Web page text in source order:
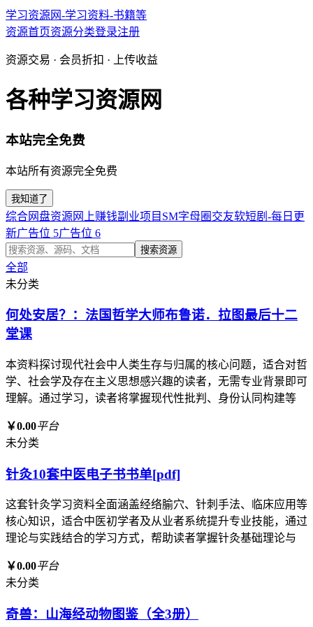
学习资源网-学习资料-书籍等
资源首页资源分类登录注册
资源交易 · 会员折扣 · 上传收益
各种学习资源网
本站完全免费
本站所有资源完全免费
我知道了
综合网盘资源 网上赚钱副业项目 SM字母圈交友软短剧-每日更
新广告位 5广告位 6
搜索资源
全部
未分类
何处安居？：法国哲学大师布鲁诺．拉图最后十二
堂课
本资料探讨现代社会中人类生存与归属的核心问题，适合对哲
学、社会学及存在主义思想感兴趣的读者，无需专业背景即可
理解。通过学习，读者将掌握现代性批判、身份认同构建等
￥0.00平台
未分类
针灸10套中医电子书书单[pdf]
这套针灸学习资料全面涵盖经络腧穴、针刺手法、临床应用等
核心知识，适合中医初学者及从业者系统提升专业技能，通过
理论与实践结合的学习方式，帮助读者掌握针灸基础理论与
￥0.00平台
未分类
奇兽：山海经动物图鉴（全3册）